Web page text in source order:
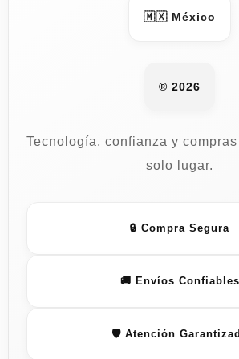
🇲🇽 México
® 2026
Tecnología, confianza y
solo lugar.
🔒 Compra Segura
🚚 Envíos Confiables
🛡️ Atención